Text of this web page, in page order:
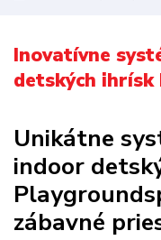
Inovatívne
detských ihrísk
Unikátne
indoor
Playgrounds
zábavné